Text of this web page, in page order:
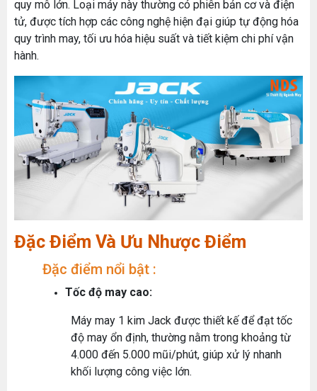
quy mô lớn. Loại máy này thường có phiên bản cơ và điện
tử, được tích hợp các công nghệ hiện đại giúp tự động hóa
quy trình may, tối ưu hóa hiệu suất và tiết kiệm chi phí vận
hành.
Đặc Điểm Và Ưu Nhược Điểm
Đặc điểm nổi bật :
Tốc độ may cao:
Máy may 1 kim Jack được thiết kế để đạt tốc
độ may ổn định, thường nằm trong khoảng từ
4.000 đến 5.000 mũi/phút, giúp xử lý nhanh
khối lượng công việc lớn.